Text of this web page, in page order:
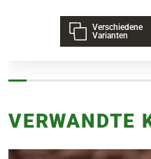
Verschiedene
Varianten
VERWANDTE